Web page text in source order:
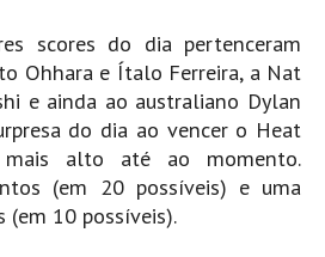
scores do dia pertenceram
Ohhara e Ítalo Ferreira, a Nat
e ainda ao australiano Dylan
do dia ao vencer o Heat
alto até ao momento.
(em 20 possíveis) e uma
(em 10 possíveis).